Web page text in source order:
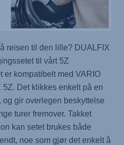
reisen til den lille? DUALFIX
til vårt 5Z
er kompatibelt med VARIO
Det klikkes enkelt på en
gir overlegen beskyttelse
turer fremover. Takket
kan setet brukes både
noe som gjør det enkelt å